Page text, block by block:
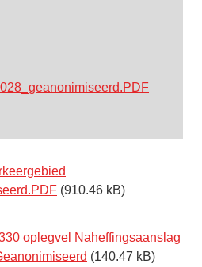
(910.46 kB)
oplegvel Naheffingsaanslag
(140.47 kB)